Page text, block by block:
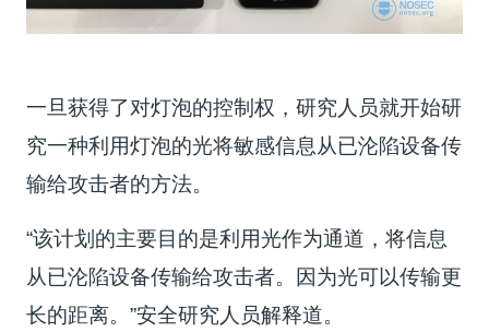
一旦获得了对灯泡的控制权，研究人员就开始研
究一种利用灯泡的光将敏感信息从已沦陷设备传
输给攻击者的方法。
“该计划的主要目的是利用光作为通道，将信息
从已沦陷设备传输给攻击者。因为光可以传输更
长的距离。”安全研究人员解释道。